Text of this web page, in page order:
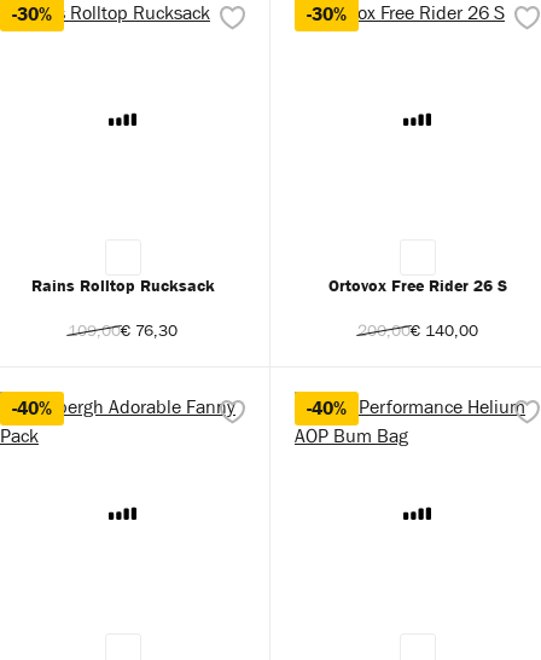
-30%
Rains Rolltop Rucksack
109,00€ 76,30
-30%
Ortovox Free Rider 26 S
200,00€ 140,00
-40% -40%